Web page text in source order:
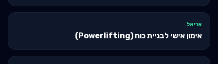
אריאל
אימון אישי לבניית כוח (Powerlifting)